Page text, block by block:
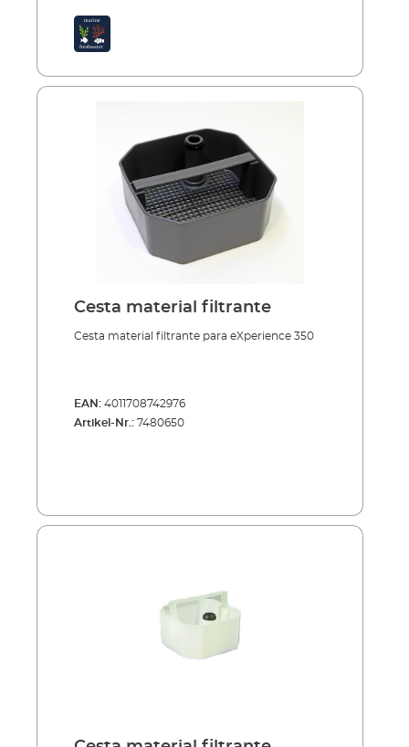
Cesta material filtrante
Cesta material filtrante para eXperience 350
EAN: 4011708742976
Artikel-Nr.: 7480650